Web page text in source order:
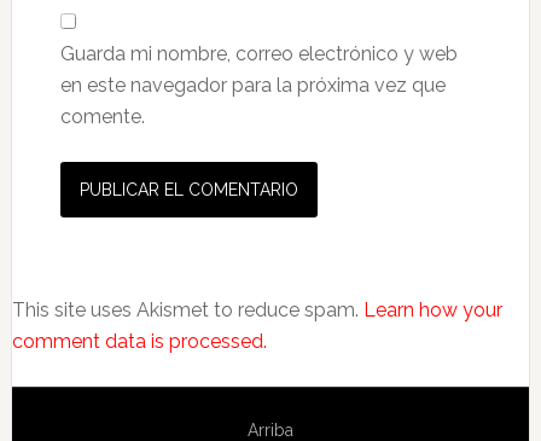
Guarda mi nombre, correo electrónico y web
en este navegador para la próxima vez que
comente.
This site uses Akismet to reduce spam. Learn how your
comment data is processed.
Arriba